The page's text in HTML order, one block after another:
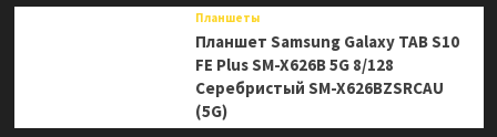
Планшеты
Планшет Samsung Galaxy TAB S10
FE Plus SM-X626B 5G 8/128
Серебристый SM-X626BZSRCAU
(5G)